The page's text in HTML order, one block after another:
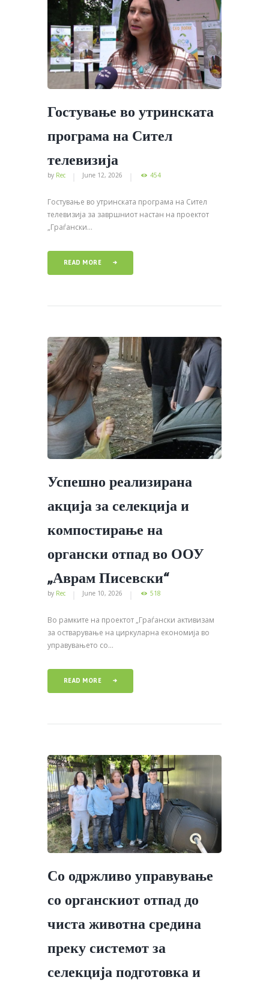
Гостување во утринската
програма на Сител
телевизија
by Rec June 12, 2026 454
Гостување во утринската програма на Сител
телевизија за завршниот настан на проектот
„Граѓански...
READ MORE
Успешно реализирана
акција за селекција и
компостирање на
органски отпад во ООУ
„Аврам Писевски“
by Rec June 10, 2026 518
Во рамките на проектот „Граѓански активизам
за остварување на циркуларна економија во
управувањето со...
READ MORE
Со одржливо управување
со органскиот отпад до
чиста животна средина
преку системот за
селекција подготовка и